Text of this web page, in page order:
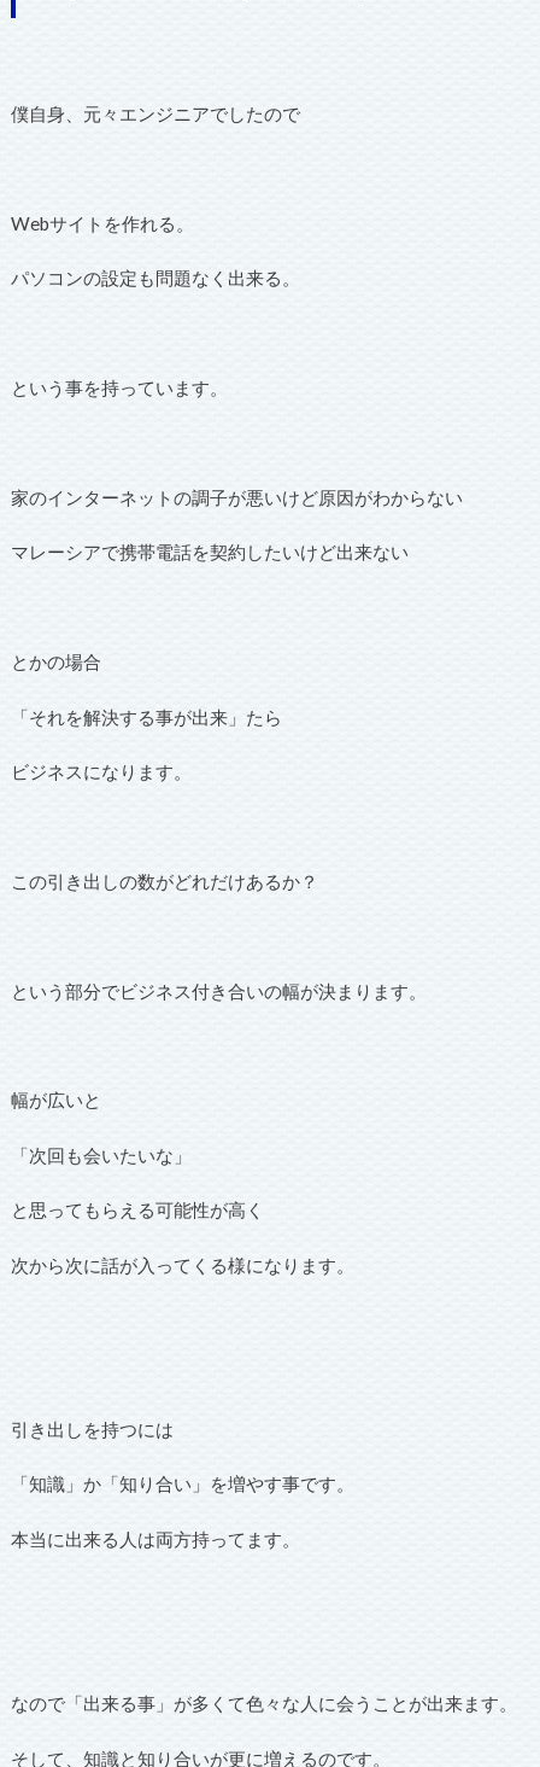
僕自身、元々エンジニアでしたので
Webサイトを作れる。
パソコンの設定も問題なく出来る。
という事を持っています。
家のインターネットの調子が悪いけど原因がわからない
マレーシアで携帯電話を契約したいけど出来ない
とかの場合
「それを解決する事が出来」たら
ビジネスになります。
この引き出しの数がどれだけあるか？
という部分でビジネス付き合いの幅が決まります。
幅が広いと
「次回も会いたいな」
と思ってもらえる可能性が高く
次から次に話が入ってくる様になります。
引き出しを持つには
「知識」か「知り合い」を増やす事です。
本当に出来る人は両方持ってます。
なので「出来る事」が多くて色々な人に会うことが出来ます。
そして、知識と知り合いが更に増えるのです。